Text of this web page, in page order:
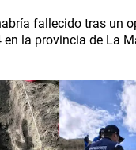
fallecido tras un
la provincia de La